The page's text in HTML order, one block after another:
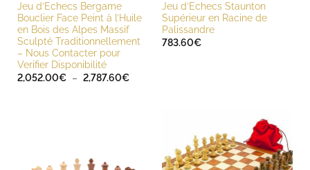
Jeu d’Echecs Bergame
Bouclier Face Peint à l’Huile
en Bois des Alpes Massif
Sculpté Traditionnellement
– Nous Contacter pour
Verifier Disponibilité
2,052.00€ – 2,787.60€Plage
Jeu d’Echecs Staunton
Supérieur en Racine de
Palissandre
783.60€